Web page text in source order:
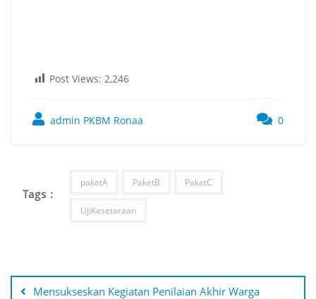
Post Views: 2,246
admin PKBM Ronaa 0
Tags :
paketA PaketB PaketC
UjiKesetaraan
posMensukseskan Kegiatan Penilaian Akhir Warga